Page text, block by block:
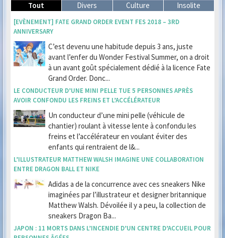
Tout
Divers Culture Insolite
[EVÈNEMENT] FATE GRAND ORDER EVENT FES 2018 – 3RD
ANNIVERSARY
C’est devenu une habitude depuis 3 ans, juste
avant l’enfer du Wonder Festival Summer, on a droit
à un avant goût spécialement dédié à la licence Fate
Grand Order. Donc...
LE CONDUCTEUR D’UNE MINI PELLE TUE 5 PERSONNES APRÈS
AVOIR CONFONDU LES FREINS ET L’ACCÉLÉRATEUR
Un conducteur d’une mini pelle (véhicule de
chantier) roulant à vitesse lente à confondu les
freins et l’accélérateur en voulant éviter des
enfants qui rentraient de l&...
L’ILLUSTRATEUR MATTHEW WALSH IMAGINE UNE COLLABORATION
ENTRE DRAGON BALL ET NIKE
Adidas a de la concurrence avec ces sneakers Nike
imaginées par l’illustrateur et designer britannique
Matthew Walsh. Dévoilée il y a peu, la collection de
sneakers Dragon Ba...
JAPON : 11 MORTS DANS L’INCENDIE D’UN CENTRE D’ACCUEIL POUR